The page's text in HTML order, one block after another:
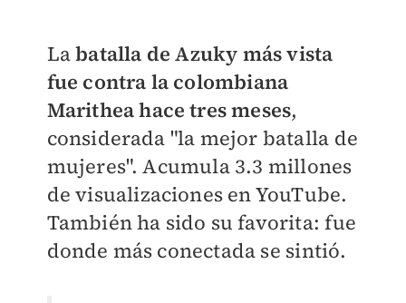
Labatalla de Azuky más vista
fue contra la colombiana
Marithea hace tres meses,
considerada "la mejor batalla de
mujeres". Acumula 3.3 millones
de visualizaciones en YouTube.
También ha sido su favorita: fue
donde más conectada se sintió.